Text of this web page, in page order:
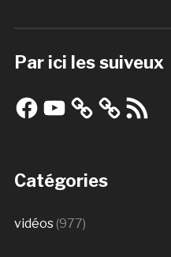
Par ici les suiveux
Facebook
YouTube
Flux
RSS
Catégories
vidéos(977)